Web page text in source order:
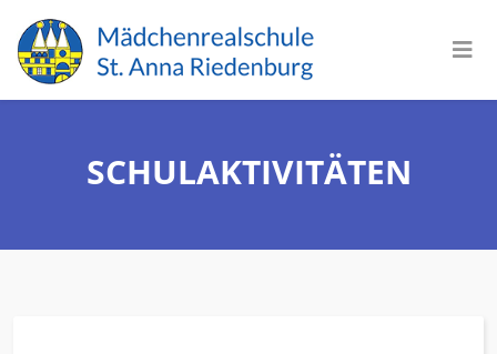
SCHULAKTIVITÄTEN